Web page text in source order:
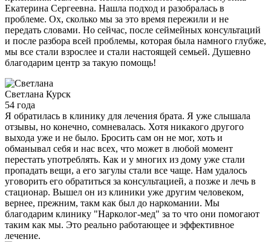
Екатерина Сергеевна. Нашла подход и разобралась в
проблеме. Ох, сколько мы за это время пережили и не
передать словами. Но сейчас, после сеймейных консультаций
и после разбора всей проблемы, которая была намного глубже,
мы все стали взрослее и стали настоящей семьей. Душевно
благодарим центр за такую помощь!
Светлана Курск
54 года
Я обратилась в клинику для лечения брата. Я уже слышала
отзывы, но конечно, сомневалась. Хотя никакого другого
выхода уже и не было. Бросить сам он не мог, хоть и
обманывал себя и нас всех, что может в любой момент
перестать употреблять. Как и у многих из дому уже стали
пропадать вещи, а его загулы стали все чаще. Нам удалось
уговорить его обратиться за консультацией, а позже и лечь в
стационар. Вышел он из клиники уже другим человеком,
вернее, прежним, такм как был до наркомании. Мы
благодарим клинику "Нарколог-мед" за то что они помогают
таким как мы. Это реально работающее и эффективное
лечение.